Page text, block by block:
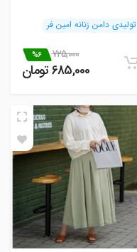
تولیدی دامن زنانه امین فر
725,000
%6
685,000 تومان